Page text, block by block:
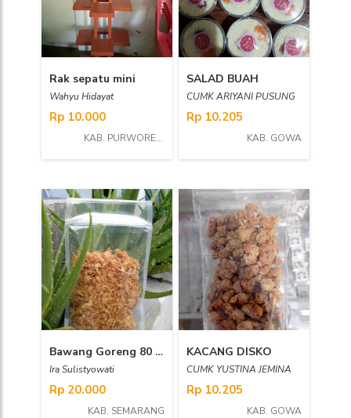
Rak sepatu mini
Wahyu Hidayat
Rp 10.000
KAB. PURWOREJO
SALAD BUAH
CUMK ARIYANI PUSUNG
Rp 10.205
KAB. GOWA
Bawang Goreng 80 gr
Ira Sulistyowati
Rp 20.000
KAB. SEMARANG
KACANG DISKO
CUMK YUSTINA JEMINA
Rp 10.205
KAB. GOWA